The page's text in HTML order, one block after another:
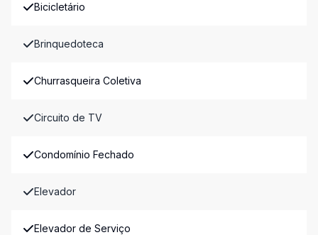
Bicicletário
Brinquedoteca
Churrasqueira Coletiva
Circuito de TV
Condomínio Fechado
Elevador
Elevador de Serviço